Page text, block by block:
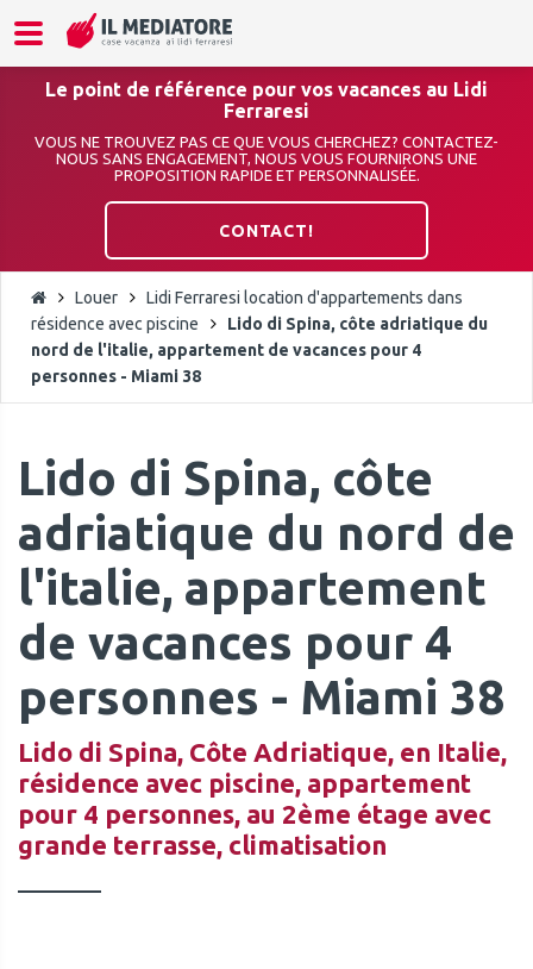
Le point de référence pour vos vacances au Lidi
Ferraresi
VOUS NE TROUVEZ PAS CE QUE VOUS CHERCHEZ? CONTACTEZ-
NOUS SANS ENGAGEMENT, NOUS VOUS FOURNIRONS UNE
PROPOSITION RAPIDE ET PERSONNALISÉE.
CONTACT!
Louer
Lidi Ferraresi location d'appartements dans
résidence avec piscine
Lido di Spina, côte adriatique du
nord de l'italie, appartement de vacances pour 4
personnes - Miami 38
Lido di Spina, côte
adriatique du nord de
l'italie, appartement
de vacances pour 4
personnes - Miami 38
Lido di Spina, Côte Adriatique, en Italie,
résidence avec piscine, appartement
pour 4 personnes, au 2ème étage avec
grande terrasse, climatisation